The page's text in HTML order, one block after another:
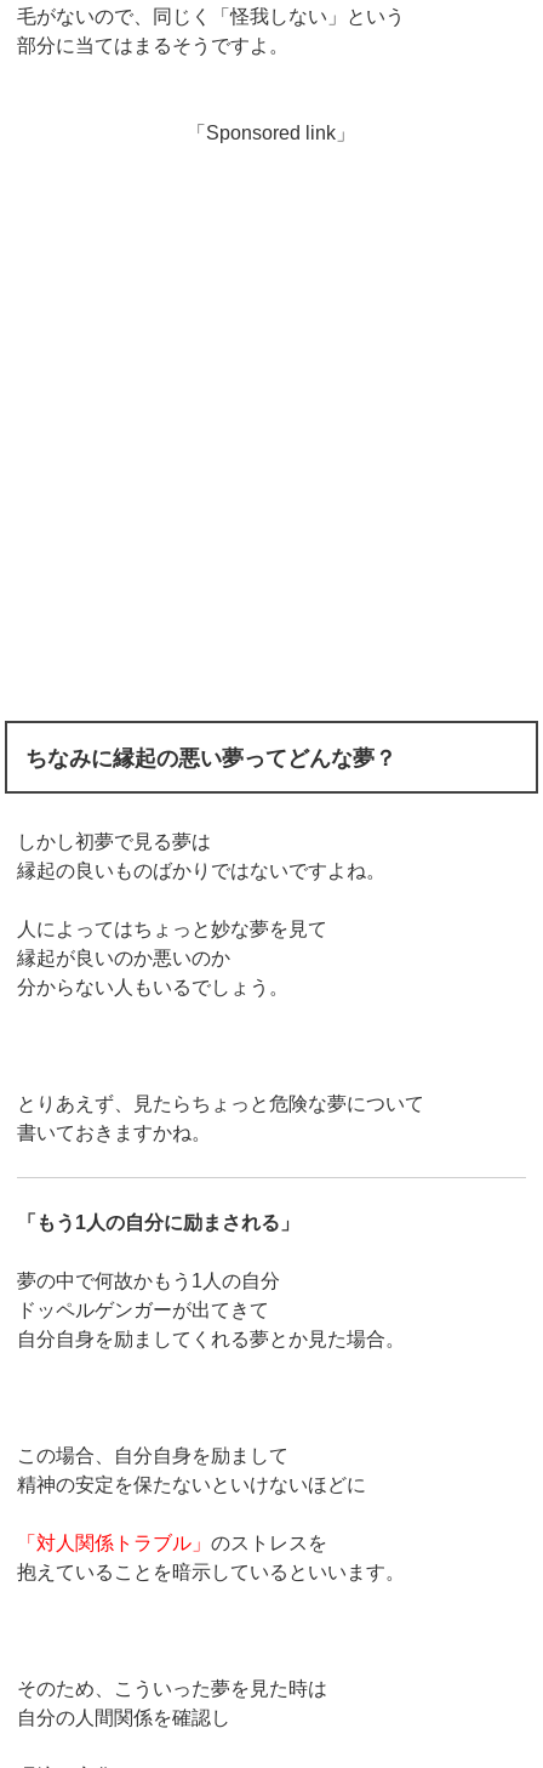
毛がないので、同じく「怪我しない」という
部分に当てはまるそうですよ。
「Sponsored link」
ちなみに縁起の悪い夢ってどんな夢？
しかし初夢で見る夢は
縁起の良いものばかりではないですよね。
人によってはちょっと妙な夢を見て
縁起が良いのか悪いのか
分からない人もいるでしょう。
とりあえず、見たらちょっと危険な夢について
書いておきますかね。
「もう1人の自分に励まされる」
夢の中で何故かもう1人の自分
ドッペルゲンガーが出てきて
自分自身を励ましてくれる夢とか見た場合。
この場合、自分自身を励まして
精神の安定を保たないといけないほどに
「対人関係トラブル」のストレスを
抱えていることを暗示しているといいます。
そのため、こういった夢を見た時は
自分の人間関係を確認し